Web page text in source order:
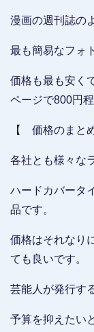
漫画の週刊誌の
最も簡易なフォ
価格も最も安く
ページで800円程
【 価格のまと
各社とも様々な
ハードカバータ
品です。
価格はそれなり
ても良いです。
芸能人が発行す
予算を抑えたい